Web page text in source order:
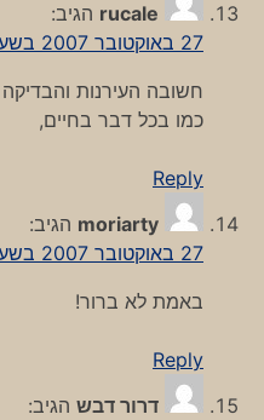
rucale הגיב:
27 באוקטובר 2007 בשעה 23:10
חשובה העירנות והבדיקה
כמו בכל דבר בחיים,
Reply
moriarty הגיב:
27 באוקטובר 2007 בשעה 23:10
באמת לא ברור!
Reply
דרור דבש הגיב: